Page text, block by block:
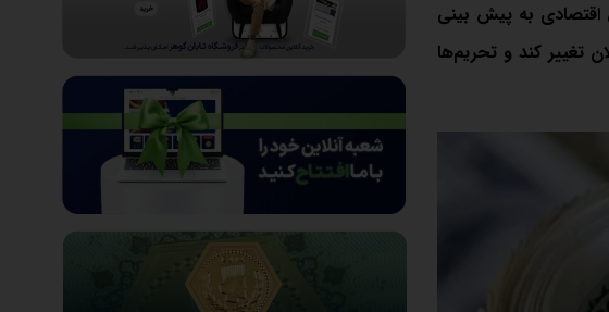
اقتصادی به پیش بینی
اینکه سیاست‌های کلان تغییر کند و تحریم‌ها